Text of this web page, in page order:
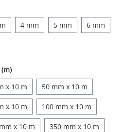
4 mm 5 mm 6 mm
auswählen
x 10 m 50 mm x 10 m
x 10 m 100 mm x 10 m
x 10 m 350 mm x 10 m